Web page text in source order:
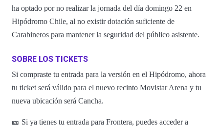
ha optado por no realizar la jornada del día domingo 22 en
Hipódromo Chile, al no existir dotación suficiente de
Carabineros para mantener la seguridad del público asistente.
SOBRE LOS TICKETS
Si compraste tu entrada para la versión en el Hipódromo, ahora
tu ticket será válido para el nuevo recinto Movistar Arena y tu
nueva ubicación será Cancha.
🎫 Si ya tienes tu entrada para Frontera, puedes acceder a